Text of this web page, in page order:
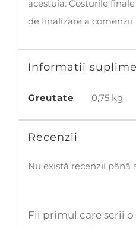
acestuia. Costurile
de finalizare a comenzii
Informații
Greutate 0,75 kg
Recenzii
Nu există recenzii până
Fii primul care scrii